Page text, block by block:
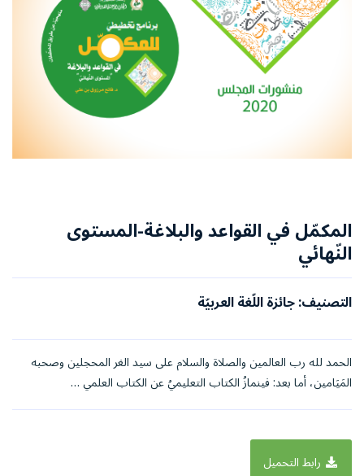
المكمّل في القواعد والبلاغة-المستوى
النّهائي
التصنيف: جائزة اللّغة العربيّة
الحمد لله رب العالمين والصلاة والسلام على سيد الغر المحجلين وصحبه
المَيَامين، أما بعد: فينمازُ الكتاب التعليميُ عن الكتاب العلمي …
رابط التحميل